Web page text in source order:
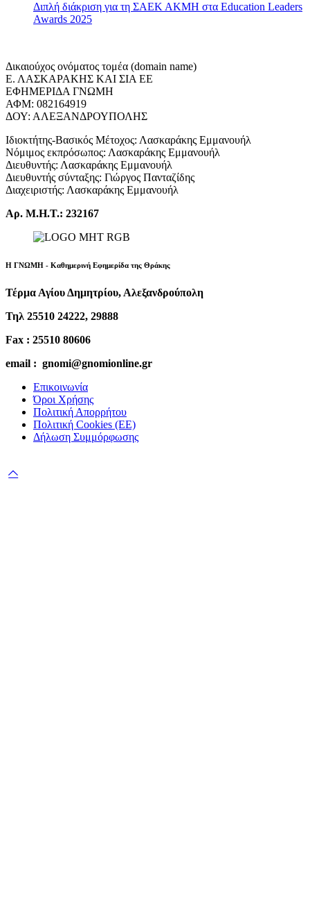
Διπλή διάκριση για τη ΣΑΕΚ ΑΚΜΗ στα Education Leaders
Awards 2025
Δικαιούχος ονόματος τομέα (domain name)
Ε. ΛΑΣΚΑΡΑΚΗΣ ΚΑΙ ΣΙΑ ΕΕ
ΕΦΗΜΕΡΙΔΑ ΓΝΩΜΗ
ΑΦΜ: 082164919
ΔΟΥ: ΑΛΕΞΑΝΔΡΟΥΠΟΛΗΣ
Ιδιοκτήτης-Βασικός Μέτοχος: Λασκαράκης Εμμανουήλ
Νόμιμος εκπρόσωπος: Λασκαράκης Εμμανουήλ
Διευθυντής: Λασκαράκης Εμμανουήλ
Διευθυντής σύνταξης: Γιώργος Πανταζίδης
Διαχειριστής: Λασκαράκης Εμμανουήλ
Αρ. Μ.Η.Τ.: 232167
Η ΓΝΩΜΗ - Καθημερινή Εφημερίδα της Θράκης
Τέρμα Αγίου Δημητρίου, Αλεξανδρούπολη
Τηλ 25510 24222, 29888
Fax : 25510 80606
email : gnomi@gnomionline.gr
Επικοινωνία
Όροι Χρήσης
Πολιτική Απορρήτου
Πολιτική Cookies (ΕΕ)
Δήλωση Συμμόρφωσης